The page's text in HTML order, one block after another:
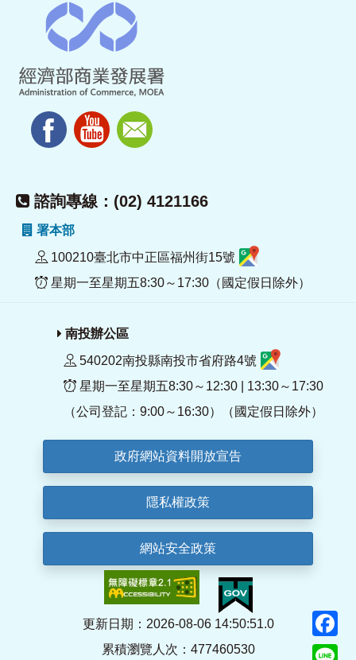
諮詢專線：(02) 4121166
署本部
100210臺北市中正區福州街15號
星期一至星期五8:30～17:30（國定假日除外）
南投辦公區
540202南投縣南投市省府路4號
星期一至星期五8:30～12:30 | 13:30～17:30
（公司登記：9:00～16:30）（國定假日除外）
政府網站資料開放宣告
隱私權政策
網站安全政策
更新日期：2026-08-06 14:50:51.0
累積瀏覽人次：477460530